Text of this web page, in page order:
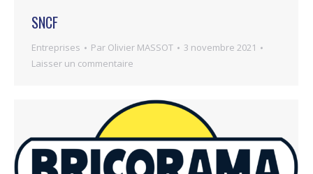
SNCF
Entreprises Par Olivier MASSOT
3 novembre 2021
Laisser un commentaire